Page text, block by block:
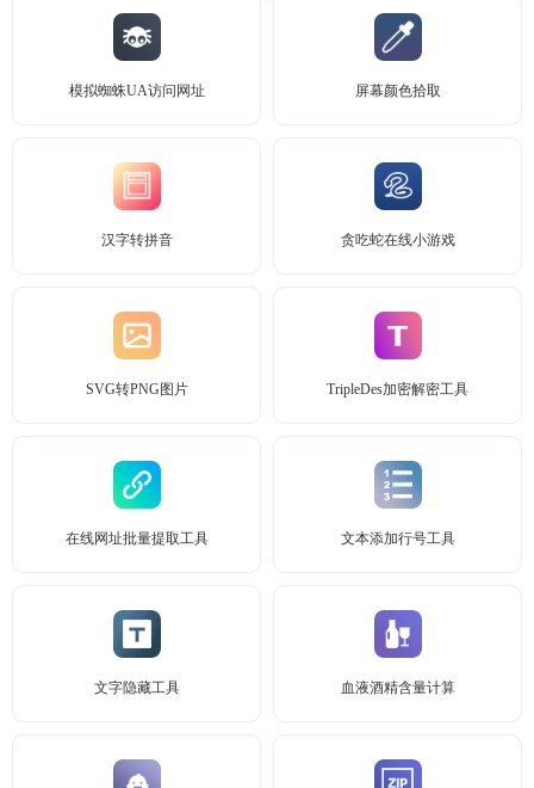
模拟蜘蛛UA访问网址 屏幕颜色拾取
汉字转拼音 贪吃蛇在线小游戏
SVG转PNG图片 TripleDes加密解密工具
在线网址批量提取工具 文本添加行号工具
文字隐藏工具 血液酒精含量计算